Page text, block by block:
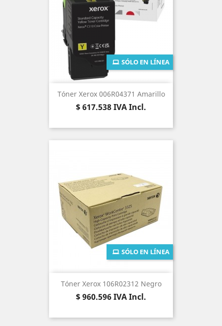
Tóner Xerox 006R04371 Amarillo
Precio
$ 617.538IVA Incl.
SÓLO EN LÍNEA
Tóner Xerox 106R02312 Negro
Precio
$ 960.596IVA Incl.
SÓLO EN LÍNEA